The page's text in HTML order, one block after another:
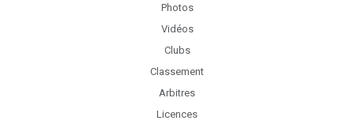
Photos
Vidéos
Clubs
Classement
Arbitres
Licences